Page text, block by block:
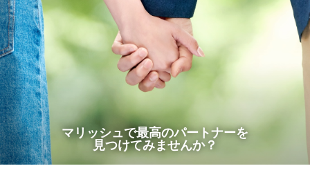
マリッシュで最高のパートナーを
見つけてみませんか？